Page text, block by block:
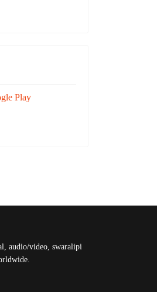
audio/video, swaralipi